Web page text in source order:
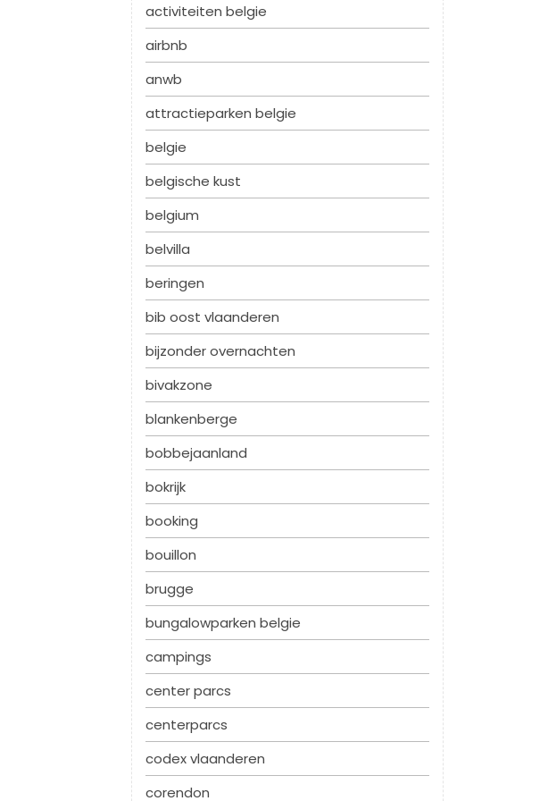
activiteiten belgie
airbnb
anwb
attractieparken belgie
belgie
belgische kust
belgium
belvilla
beringen
bib oost vlaanderen
bijzonder overnachten
bivakzone
blankenberge
bobbejaanland
bokrijk
booking
bouillon
brugge
bungalowparken belgie
campings
center parcs
centerparcs
codex vlaanderen
corendon